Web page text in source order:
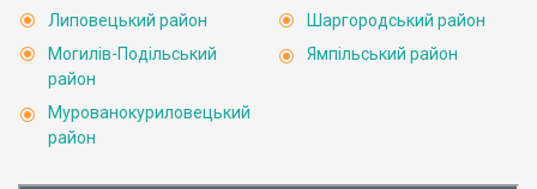
Липовецький район
Могилів-Подільський
район
Мурованокуриловецький
район
Шаргородський район
Ямпільський район